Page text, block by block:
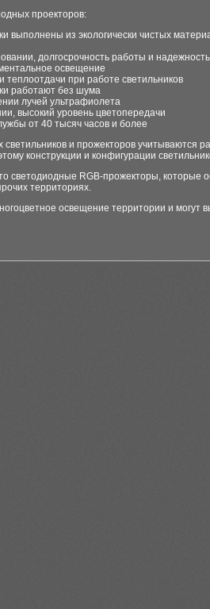
проекторов:
выполнены из экологически чистых
долгосрочность работы и надежность
освещение
при работе светильников
работают без шума
лучей ультрафиолета
высокий уровень цветопередачи
от 40 тысяч часов и более
светильников и прожекторов учитываются
конструкции и конфигурации
светодиодные RGB-прожекторы, которые
территориях.
освещение территории и могут